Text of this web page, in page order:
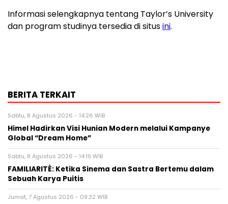
Informasi selengkapnya tentang Taylor’s University
dan program studinya tersedia di situsini.
BERITA TERKAIT
Sabtu, 8 Agustus 2026 - 14:26 WIB
Himel Hadirkan Visi Hunian Modern melalui Kampanye
Global “Dream Home”
Sabtu, 8 Agustus 2026 - 14:19 WIB
FAMILIARITÉ: Ketika Sinema dan Sastra Bertemu dalam
Sebuah Karya Puitis
Jumat, 7 Agustus 2026 - 09:32 WIB